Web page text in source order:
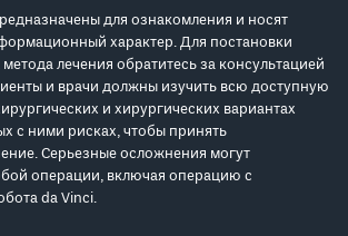
для ознакомления и носят
характер. Для постановки
лечения обратитесь за консультацией
и врачи должны изучить всю доступную
и хирургических вариантах
с ними рисках, чтобы принять
Серьезные осложнения могут
операции, включая операцию с
da Vinci.